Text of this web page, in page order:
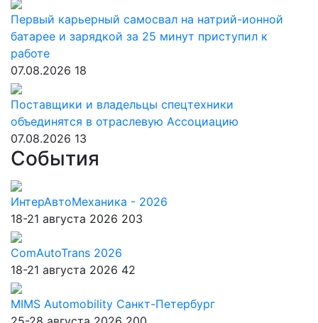
Первый карьерный самосвал на натрий-ионной
батарее и зарядкой за 25 минут приступил к
работе
07.08.2026 18
Поставщики и владельцы спецтехники
объединятся в отраслевую Ассоциацию
07.08.2026 13
События
ИнтерАвтоМеханика - 2026
18-21 августа 2026 203
ComAutoTrans 2026
18-21 августа 2026 42
MIMS Automobility Санкт-Петербург